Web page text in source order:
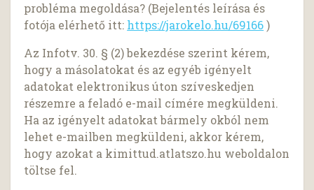
probléma megoldása? (Bejelentés leírása és
fotója elérhető itt: https://jarokelo.hu/69166)
Az Infotv. 30. § (2) bekezdése szerint kérem,
hogy a másolatokat és az egyéb igényelt
adatokat elektronikus úton szíveskedjen
részemre a feladó e-mail címére megküldeni.
Ha az igényelt adatokat bármely okból nem
lehet e-mailben megküldeni, akkor kérem,
hogy azokat a kimittud.atlatszo.hu weboldalon
töltse fel.